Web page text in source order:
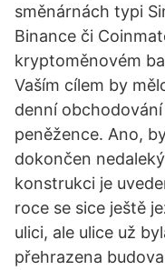
směnárnách typi
Binance či
kryptoměnovém
Vaším cílem by
denní
peněžence. Ano,
dokončen
konstrukci je
roce se sice ještě
ulici, ale ulice už
přehrazena